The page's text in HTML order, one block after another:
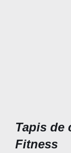
Tapis de
Fitness